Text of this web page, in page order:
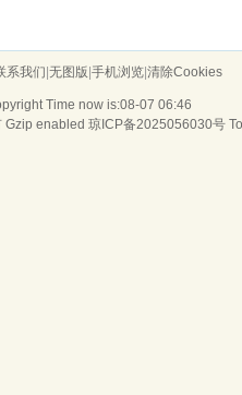
系我们|无图版|手机浏览|清除Cookies
Time now is:08-07 06:46
Gzip enabled 琼ICP备2025056030号